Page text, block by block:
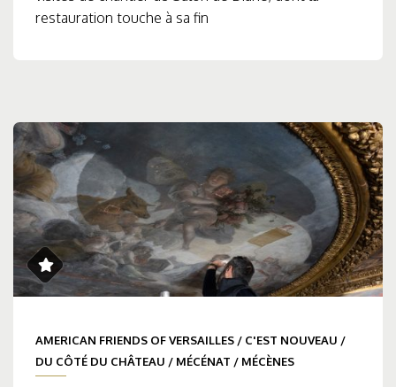
restauration touche à sa fin
AMERICAN FRIENDS OF VERSAILLES / C'EST NOUVEAU /
DU CÔTÉ DU CHÂTEAU / MÉCÉNAT / MÉCÈNES